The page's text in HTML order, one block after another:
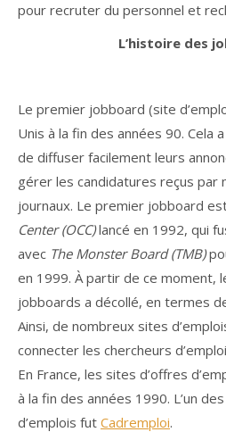
pour recruter du personnel et
L’histoire des
Le premier jobboard (site
Unis à la fin des années 90. Cela
de diffuser facilement leurs
gérer les candidatures reçus par
journaux. Le premier jobboard
Center (OCC)lancé en 1992, qui
avec The Monster Board (TMB)
en 1999. À partir de ce moment,
jobboards a décollé, en termes
Ainsi, de nombreux sites
connecter les chercheurs
En France, les sites d’offres
à la fin des années 1990. L’un
d’emplois fut Cadremploi.